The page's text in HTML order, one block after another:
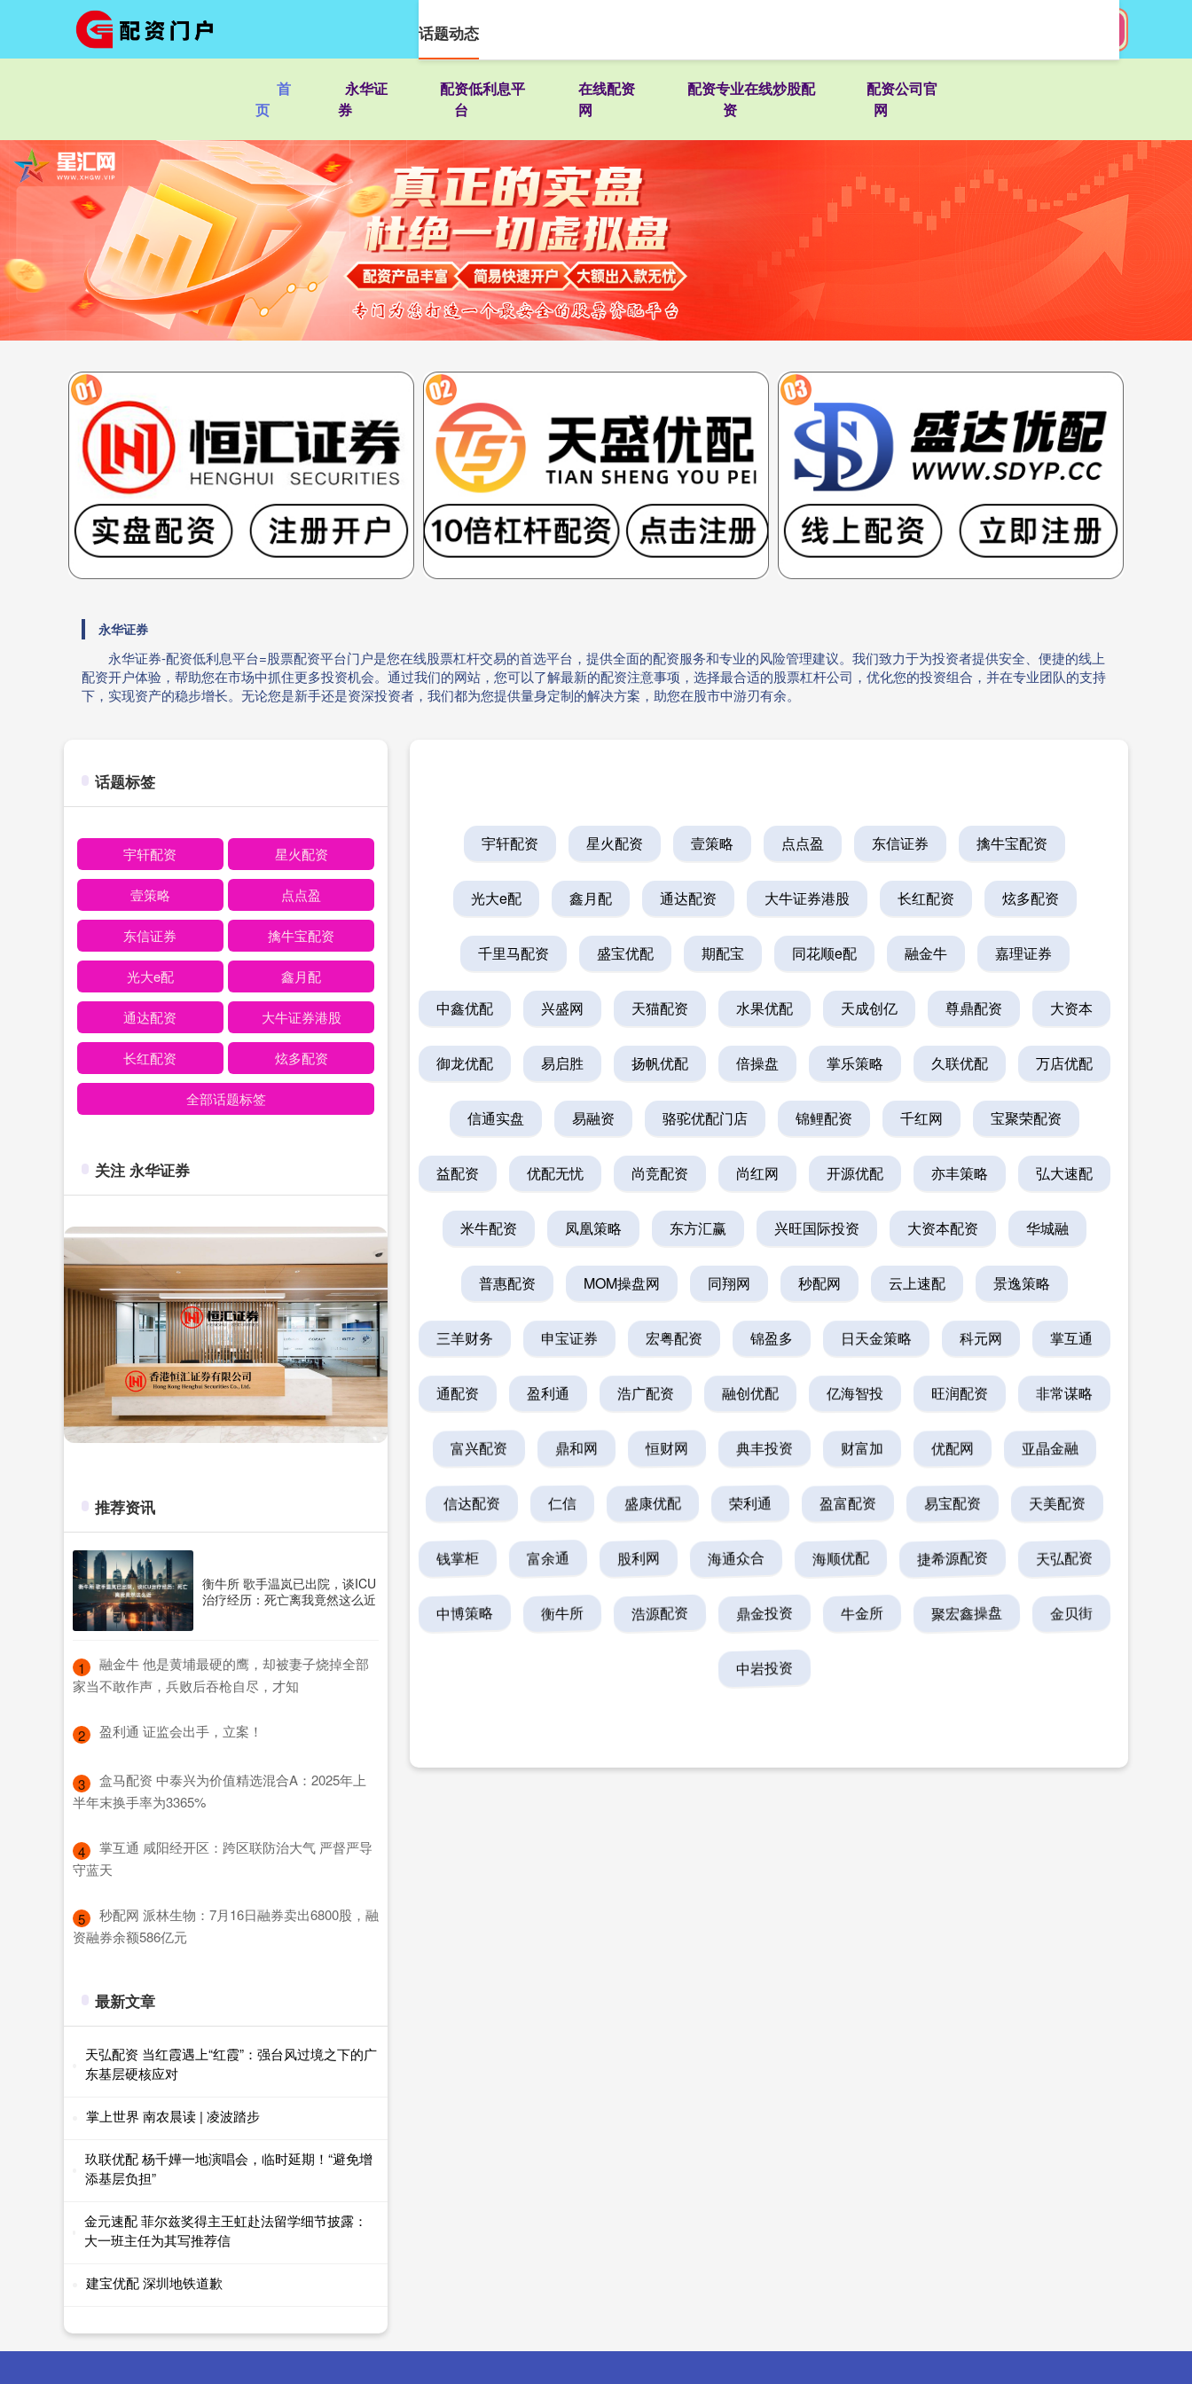
首
页
永华证
券
配资低利息平
台
在线配资
网
配资专业在线炒股配
资
配资公司官
网
永华证券
永华证券-配资低利息平台=股票配资平台门户是您在线股票杠杆交易的首选平台，提供全面的配资服务和专业的风险管理建议。我们致力于为投资者提供安全、便捷的线上
配资开户体验，帮助您在市场中抓住更多投资机会。通过我们的网站，您可以了解最新的配资注意事项，选择最合适的股票杠杆公司，优化您的投资组合，并在专业团队的支持
下，实现资产的稳步增长。无论您是新手还是资深投资者，我们都为您提供量身定制的解决方案，助您在股市中游刃有余。
话题动态
宇轩配资 星火配资 壹策略 点点盈 东信证券 擒牛宝配资
光大e配 鑫月配 通达配资 大牛证券港股 长红配资 炫多配资
千里马配资 盛宝优配 期配宝 同花顺e配 融金牛 嘉理证券
中鑫优配 兴盛网 天猫配资 水果优配 天成创亿 尊鼎配资 大资本
御龙优配 易启胜 扬帆优配 倍操盘 掌乐策略 久联优配 万店优配
信通实盘 易融资 骆驼优配门店 锦鲤配资 千红网 宝聚荣配资
益配资 优配无忧 尚竞配资 尚红网 开源优配 亦丰策略 弘大速配
米牛配资 凤凰策略 东方汇赢 兴旺国际投资 大资本配资 华城融
普惠配资 MOM操盘网 同翔网 秒配网 云上速配 景逸策略
三羊财务 申宝证券 宏粤配资 锦盈多 日天金策略 科元网 掌互通
通配资 盈利通 浩广配资 融创优配 亿海智投 旺润配资 非常谋略
富兴配资 鼎和网 恒财网 典丰投资 财富加 优配网 亚晶金融
信达配资 仁信 盛康优配 荣利通 盈富配资 易宝配资 天美配资
钱掌柜 富余通 股利网 海通众合 海顺优配 捷希源配资 天弘配资
中博策略 衡牛所 浩源配资 鼎金投资 牛金所 聚宏鑫操盘 金贝街
中岩投资
话题标签
宇轩配资 星火配资
壹策略 点点盈
东信证券 擒牛宝配资
光大e配 鑫月配
通达配资 大牛证券港股
长红配资 炫多配资
全部话题标签
关注 永华证券
推荐资讯
衡牛所 歌手温岚已出院，谈ICU
治疗经历：死亡离我竟然这么近
1
​融金牛 他是黄埔最硬的鹰，却被妻子烧掉全部
家当不敢作声，兵败后吞枪自尽，才知
2 ​盈利通 证监会出手，立案！
3
​盒马配资 中泰兴为价值精选混合A：2025年上
半年末换手率为3365%
4
​掌互通 咸阳经开区：跨区联防治大气 严督严导
守蓝天
5
​秒配网 派林生物：7月16日融券卖出6800股，融
资融券余额586亿元
最新文章
天弘配资 当红霞遇上“红霞”：强台风过境之下的广
东基层硬核应对
掌上世界 南农晨读 | 凌波踏步
玖联优配 杨千嬅一地演唱会，临时延期！“避免增
添基层负担”
金元速配 菲尔兹奖得主王虹赴法留学细节披露：
大一班主任为其写推荐信
建宝优配 深圳地铁道歉